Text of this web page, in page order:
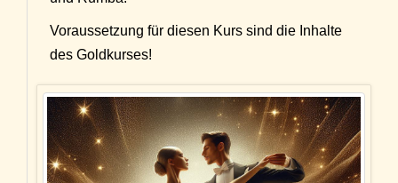
Voraussetzung für diesen Kurs sind die Inhalte
des Goldkurses!